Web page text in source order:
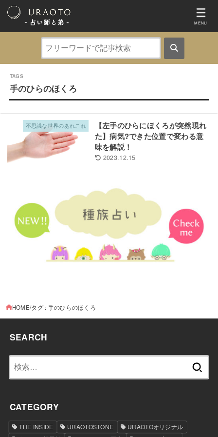
- 占い師と弟 ‐ MENU
手のひらのほくろ
不思議な世界のあれこれ
【左手のひらにほくろが突然現れ
た】病気?できた位置で変わる意
味を解説！
2023.12.15
HOME タグ : 手のひらのほくろ
SEARCH
CATEGORY
THE INSIDE URAOTOSTONE
URAOTOオリジナル